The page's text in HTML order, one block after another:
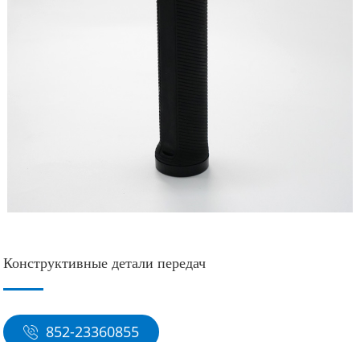
Конструктивные детали передач
852-23360855